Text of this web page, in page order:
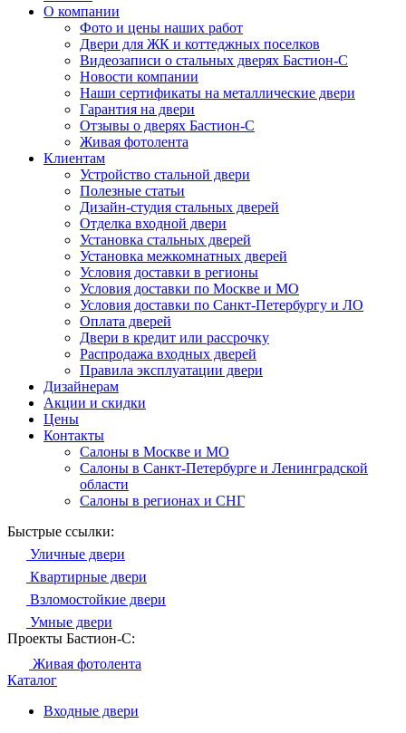
О компании
Фото и цены наших работ
Двери для ЖК и коттеджных поселков
Видеозаписи о стальных дверях Бастион-С
Новости компании
Наши сертификаты на металлические двери
Гарантия на двери
Отзывы о дверях Бастион-С
Живая фотолента
Клиентам
Устройство стальной двери
Полезные статьи
Дизайн-студия стальных дверей
Отделка входной двери
Установка стальных дверей
Установка межкомнатных дверей
Условия доставки в регионы
Условия доставки по Москве и МО
Условия доставки по Санкт-Петербургу и ЛО
Оплата дверей
Двери в кредит или рассрочку
Распродажа входных дверей
Правила эксплуатации двери
Дизайнерам
Акции и скидки
Цены
Контакты
Салоны в Москве и МО
Салоны в Санкт-Петербурге и Ленинградской
области
Салоны в регионах и СНГ
Быстрые ссылки:
Уличные двери
Квартирные двери
Взломостойкие двери
Умные двери
Проекты Бастион-С:
Живая фотолента
Каталог
Входные двери